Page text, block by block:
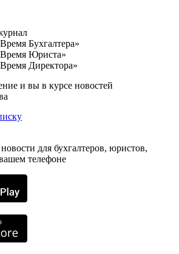
Бухгалтера»
Юриста»
Директора»
и вы в курсе новостей
для бухгалтеров, юристов,
телефоне